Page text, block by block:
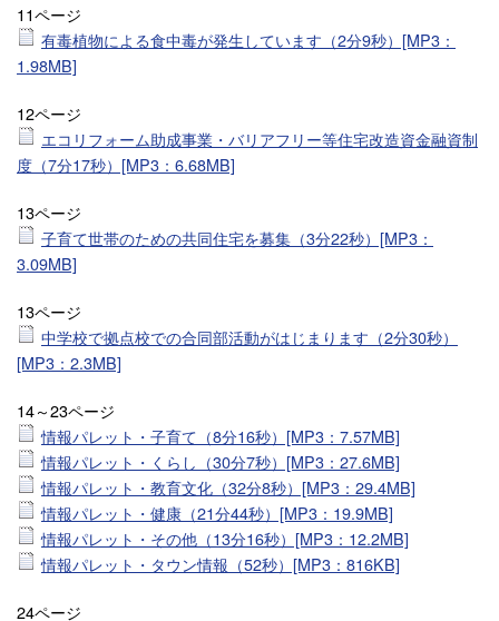
11ページ
有毒植物による食中毒が発生しています（2分9秒）[MP3：
1.98MB]
12ページ
エコリフォーム助成事業・バリアフリー等住宅改造資金融資制
度（7分17秒）[MP3：6.68MB]
13ページ
子育て世帯のための共同住宅を募集（3分22秒）[MP3：
3.09MB]
13ページ
中学校で拠点校での合同部活動がはじまります（2分30秒）
[MP3：2.3MB]
14～23ページ
情報パレット・子育て（8分16秒）[MP3：7.57MB]
情報パレット・くらし（30分7秒）[MP3：27.6MB]
情報パレット・教育文化（32分8秒）[MP3：29.4MB]
情報パレット・健康（21分44秒）[MP3：19.9MB]
情報パレット・その他（13分16秒）[MP3：12.2MB]
情報パレット・タウン情報（52秒）[MP3：816KB]
24ページ